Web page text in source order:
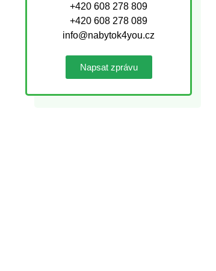
+420 608 278 809
+420 608 278 089
info@nabytok4you.cz
Napsat zprávu